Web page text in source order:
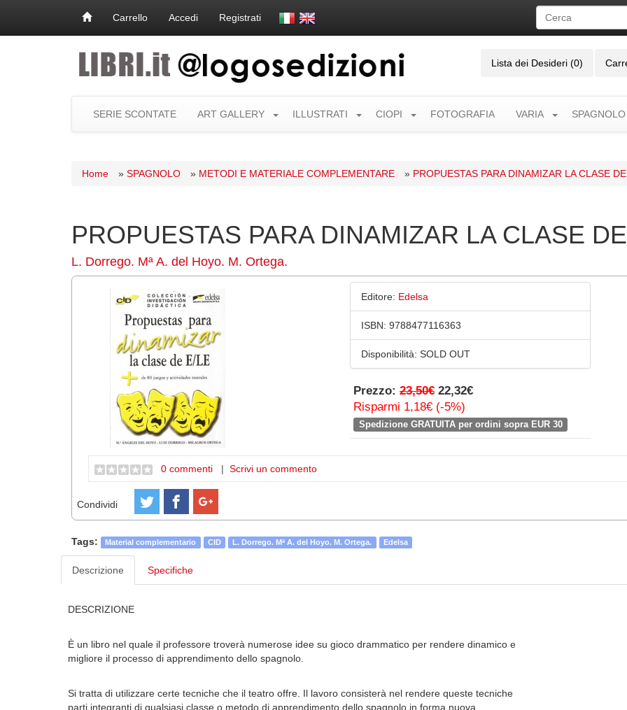
Carrello Accedi Registrati
Lista dei Desideri (0)
SERIE SCONTATE ART GALLERY ILLUSTRATI CIOPI FOTOGRAFIA VARIA SPAGNOLO
Home » SPAGNOLO » METODI E MATERIALE COMPLEMENTARE » PROPUESTAS PARA DINAMIZAR LA CLASE
PROPUESTAS PARA DINAMIZAR LA CLASE
L. Dorrego. Mª A. del Hoyo. M. Ortega.
Editore: Edelsa
ISBN: 9788477116363
Disponibilità: SOLD OUT
Prezzo: 23,50€ 22,32€
Risparmi 1,18€ (-5%)
Spedizione GRATUITA per ordini sopra EUR 30
0 commenti | Scrivi un commento
Condividi
Tags: Material complementario CID L. Dorrego. Mª A. del Hoyo. M. Ortega. Edelsa
Descrizione Specifiche
DESCRIZIONE
È un libro nel quale il professore troverà numerose idee su gioco drammatico per rendere dinamico e
migliore il processo di apprendimento dello spagnolo.
Si tratta di utilizzare certe tecniche che il teatro offre. Il lavoro consisterà nel rendere queste tecniche
parti integranti di qualsiasi classe o metodo di apprendimento dello spagnolo in forma nuova,